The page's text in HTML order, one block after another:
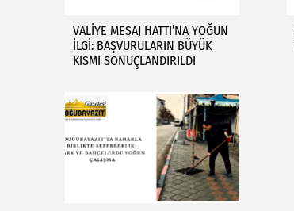
VALİYE MESAJ HATTI’NA YOĞUN
İLGİ: BAŞVURULARIN BÜYÜK
KISMI SONUÇLANDIRILDI